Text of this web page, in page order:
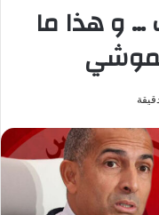
و هذا ما